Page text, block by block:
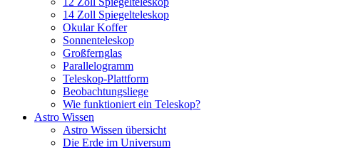
14 Zoll Spiegelteleskop
Okular Koffer
Sonnenteleskop
Großfernglas
Parallelogramm
Teleskop-Plattform
Beobachtungsliege
Wie funktioniert ein Teleskop?
Astro Wissen
Astro Wissen übersicht
Die Erde im Universum